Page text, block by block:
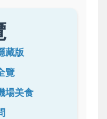
藏版
覽
場美食